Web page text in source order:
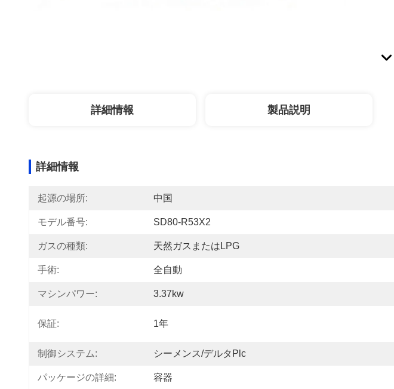
詳細情報 製品説明
詳細情報
起源の場所: 中国
モデル番号: SD80-R53X2
ガスの種類: 天然ガスまたはLPG
手術: 全自動
マシンパワー: 3.37kw
保証: 1年
制御システム: シーメンス/デルタplc
パッケージの詳細: 容器